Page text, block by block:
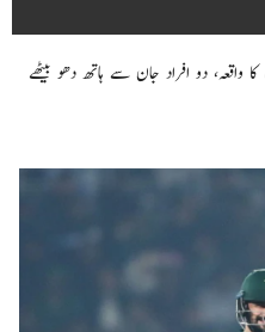
دو افراد جان سے ہاتھ دھو بیٹھے